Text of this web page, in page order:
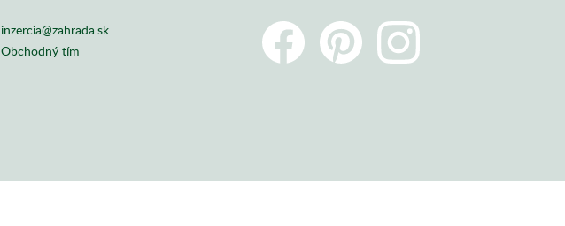
inzercia@zahrada.sk
Obchodný tím